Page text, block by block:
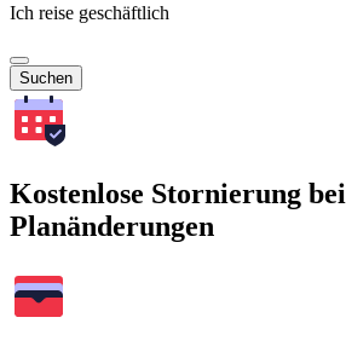
Ich reise geschäftlich
Suchen
Kostenlose Stornierung bei
Planänderungen